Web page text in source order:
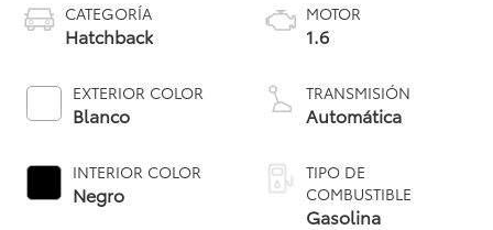
CATEGORÍA
Hatchback
EXTERIOR COLOR
Blanco
INTERIOR COLOR
Negro
MOTOR
1.6
TRANSMISIÓN
Automática
TIPO DE
COMBUSTIBLE
Gasolina